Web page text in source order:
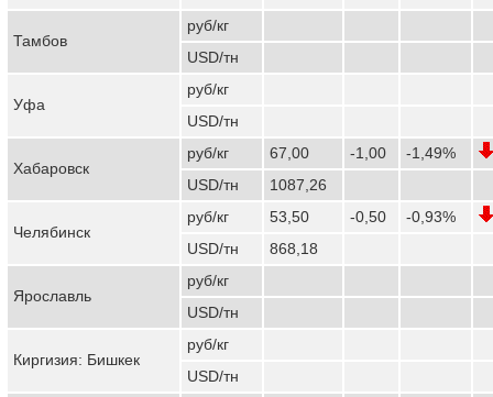
Тамбов
руб/кг
USD/тн
Уфа
руб/кг
USD/тн
Хабаровск
руб/кг 67,00 -1,00
-1,49%
USD/тн
1087,26
Челябинск
руб/кг 53,50 -0,50
-0,93%
USD/тн
868,18
Ярославль
руб/кг
USD/тн
Киргизия: Бишкек
руб/кг
USD/тн